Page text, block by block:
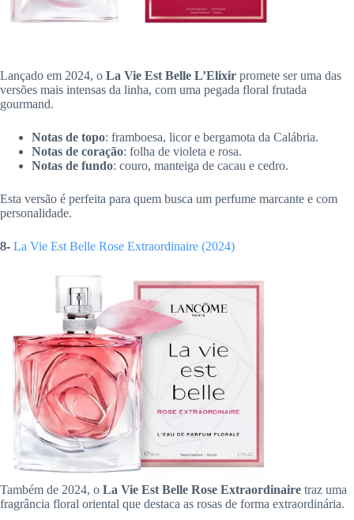
Lançado em 2024, o La Vie Est Belle L’Elixir promete ser uma das
versões mais intensas da linha, com uma pegada floral frutada
gourmand.
Notas de topo: framboesa, licor e bergamota da Calábria.
Notas de coração: folha de violeta e rosa.
Notas de fundo: couro, manteiga de cacau e cedro.
Esta versão é perfeita para quem busca um perfume marcante e com
personalidade.
8- La Vie Est Belle Rose Extraordinaire (2024)
Também de 2024, o La Vie Est Belle Rose Extraordinaire traz uma
fragrância floral oriental que destaca as rosas de forma extraordinária.